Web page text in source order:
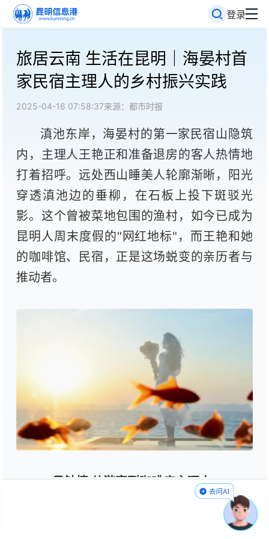
登录
旅居云南 生活在昆明｜海晏村首
家民宿主理人的乡村振兴实践
2025-04-16 07:58:37来源：都市时报
滇池东岸，海晏村的第一家民宿山隐筑
内，主理人王艳正和准备退房的客人热情地
打着招呼。远处西山睡美人轮廓渐晰，阳光
穿透滇池边的垂柳，在石板上投下斑驳光
影。这个曾被菜地包围的渔村，如今已成为
昆明人周末度假的"网红地标"，而王艳和她
的咖啡馆、民宿，正是这场蜕变的亲历者与
推动者。
一见钟情 从游客到咖啡店主理人
王艳是云南文山人，在海晏村开店前，